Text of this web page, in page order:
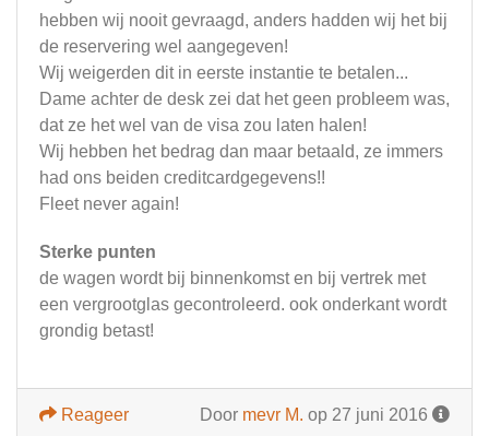
hebben wij nooit gevraagd, anders hadden wij het bij
de reservering wel aangegeven!
Wij weigerden dit in eerste instantie te betalen...
Dame achter de desk zei dat het geen probleem was,
dat ze het wel van de visa zou laten halen!
Wij hebben het bedrag dan maar betaald, ze immers
had ons beiden creditcardgegevens!!
Fleet never again!
Sterke punten
de wagen wordt bij binnenkomst en bij vertrek met
een vergrootglas gecontroleerd. ook onderkant wordt
grondig betast!
Door mevr M. op 27 juni 2016
Reageer